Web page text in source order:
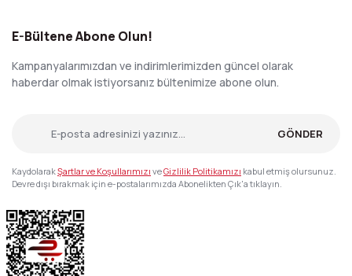
E-Bültene Abone Olun!
Kampanyalarımızdan ve indirimlerimizden güncel olarak
haberdar olmak istiyorsanız bültenimize abone olun.
GÖNDER
KaydolarakŞartlar ve Koşullarımızı veGizlilik Politikamızı kabul etmiş olursunuz.
Devre dışı bırakmak için e-postalarımızda Abonelikten Çık'a tıklayın.